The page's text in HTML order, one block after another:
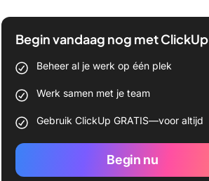
Begin vandaag nog met ClickUp
Beheer al je werk op één plek
Werk samen met je team
Gebruik ClickUp GRATIS—voor altijd
Begin nu